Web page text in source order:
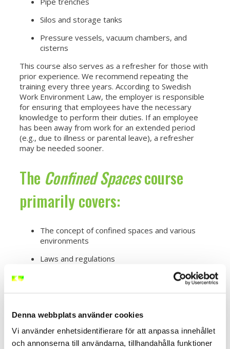
Denna webbplats använder cookies
Vi använder enhetsidentifierare för att anpassa innehållet
och annonserna till användarna, tillhandahålla funktioner
Silos and storage tanks
Pressure vessels, vacuum chambers, and
cisterns
This course also serves as a refresher for those with
prior experience. We recommend repeating the
training every three years. According to Swedish
Work Environment Law, the employer is responsible
for ensuring that employees have the necessary
knowledge to perform their duties. If an employee
has been away from work for an extended period
(e.g., due to illness or parental leave), a refresher
may be needed sooner.
The Confined Spacescourse
primarily covers:
The concept of confined spaces and various
environments
Laws and regulations
Risks, risk analysis, and rescue operations
Target Audience